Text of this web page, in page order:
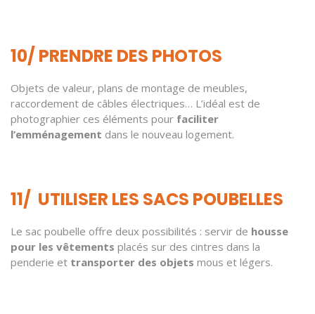
10/ PRENDRE DES PHOTOS
Objets de valeur, plans de montage de meubles,
raccordement de câbles électriques… L’idéal est de
photographier ces éléments pour faciliter
l’emménagement dans le nouveau logement.
11/ UTILISER LES SACS POUBELLES
Le sac poubelle offre deux possibilités : servir de housse
pour les vêtements placés sur des cintres dans la
penderie et transporter des objets mous et légers.